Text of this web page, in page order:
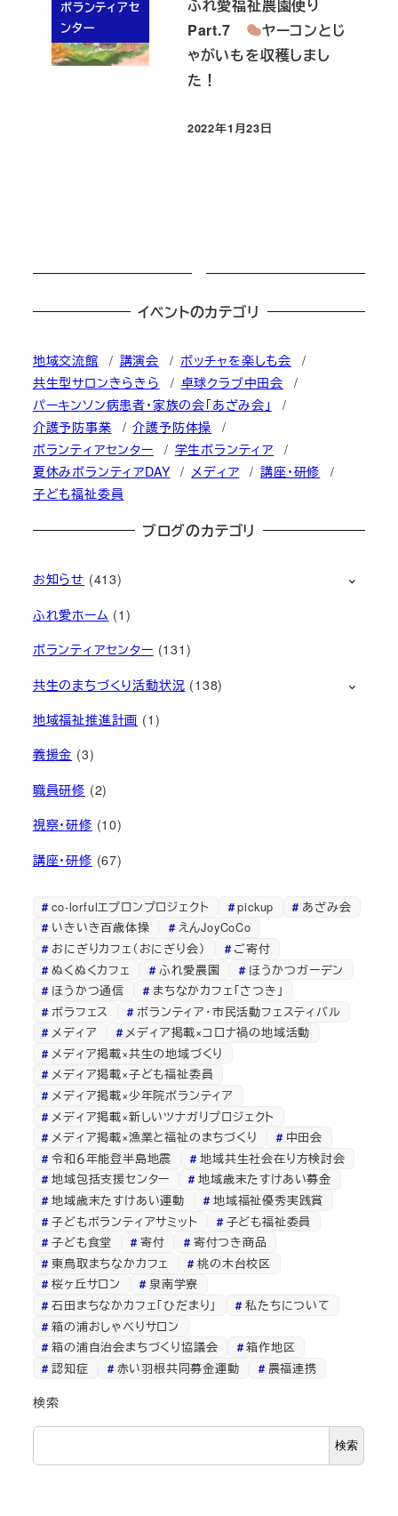
ボランティアセ
ンター
ふれ愛福祉農園便り
Part.7
ヤーコンとじ
ゃがいもを収穫しまし
た！
投稿日
2022年1月23日
イベントのカテゴリ
地域交流館 講演会
ボッチャを楽しも会
共生型サロンきらきら
卓球クラブ中田会
パーキンソン病患者・家族の会「あざみ会」
介護予防事業
介護予防体操
ボランティアセンター
学生ボランティア
夏休みボランティアDAY
メディア
講座・研修
子ども福祉委員
ブログのカテゴリ
お知らせ (413)
ふれ愛ホーム (1)
ボランティアセンター (131)
共生のまちづくり活動状況 (138)
地域福祉推進計画 (1)
義援金 (3)
職員研修 (2)
視察・研修 (10)
講座・研修 (67)
co-lorfulエプロンプロジェクト pickup
あざみ会
いきいき百歳体操
えんJoyCoCo
おにぎりカフェ（おにぎり会）
ご寄付
ぬくぬくカフェ
ふれ愛農園
ほうかつガーデン
ほうかつ通信
まちなかカフェ「さつき」
ボラフェス
ボランティア・市民活動フェスティバル
メディア
メディア掲載×コロナ禍の地域活動
メディア掲載×共生の地域づくり
メディア掲載×子ども福祉委員
メディア掲載×少年院ボランティア
メディア掲載×新しいツナガリプロジェクト
メディア掲載×漁業と福祉のまちづくり
中田会
令和６年能登半島地震
地域共生社会在り方検討会
地域包括支援センター
地域歳末たすけあい募金
地域歳末たすけあい運動
地域福祉優秀実践賞
子どもボランティアサミット
子ども福祉委員
子ども食堂
寄付
寄付つき商品
東鳥取まちなかカフェ
桃の木台校区
桜ヶ丘サロン
泉南学寮
石田まちなかカフェ「ひだまり」
私たちについて
箱の浦おしゃべりサロン
箱の浦自治会まちづくり協議会
箱作地区
認知症
赤い羽根共同募金運動 農福連携
検索
検索